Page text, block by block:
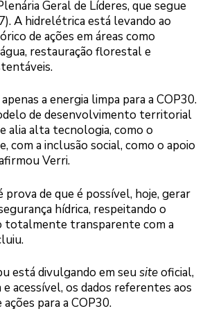
Geral de Líderes, que segue
A hidrelétrica está levando ao
de ações em áreas como
restauração florestal e
a energia limpa para a COP30.
de desenvolvimento territorial
alia alta tecnologia, como o
com a inclusão social, como o apoio
Verri.
prova de que é possível, hoje, gerar
hídrica, respeitando o
totalmente transparente com a
está divulgando em seusiteoficial,
acessível, os dados referentes aos
para a COP30.